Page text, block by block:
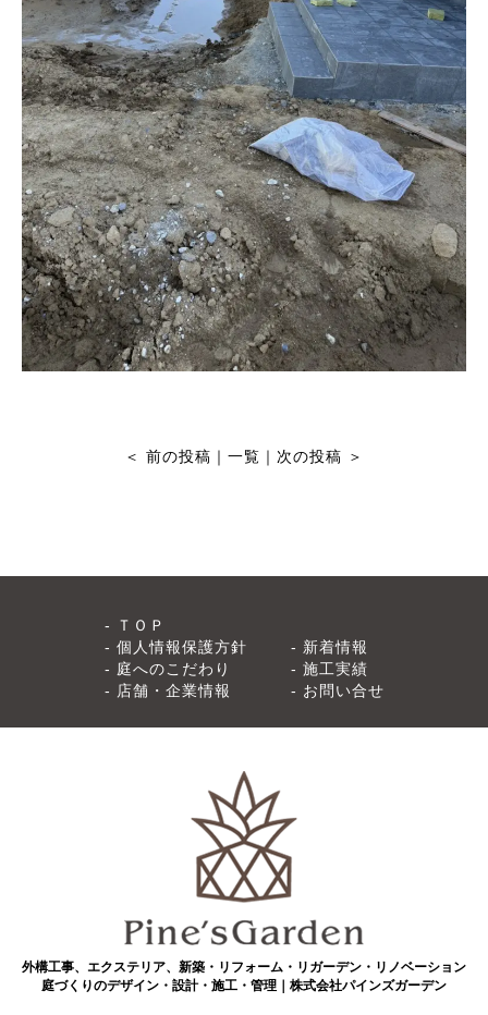
＜ 前の投稿 ｜ 一覧 ｜ 次の投稿 ＞
ＴＯＰ
個人情報保護方針
新着情報
庭へのこだわり
施工実績
店舗・企業情報
お問い合せ
外構工事、エクステリア、新築・リフォーム・リガーデン・リノベーション
庭づくりのデザイン・設計・施工・管理｜株式会社パインズガーデン